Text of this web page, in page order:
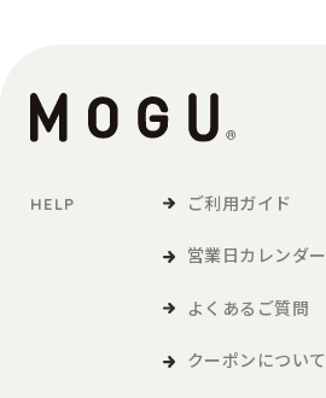
HELP ご利用ガイド
営業日カレンダー
よくあるご質問
クーポンについて